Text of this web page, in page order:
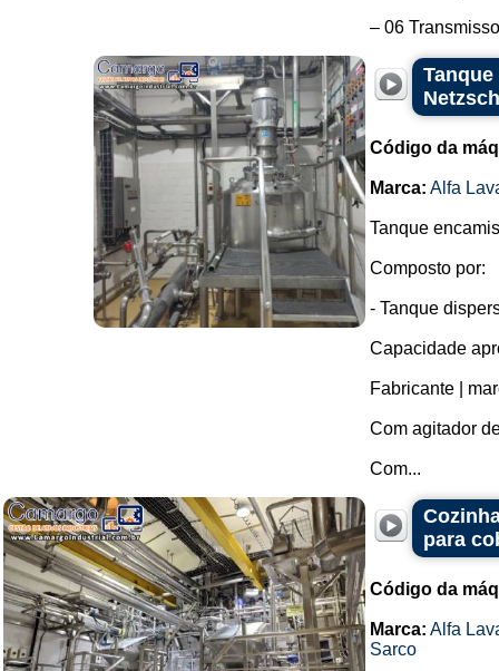
– 06
Código da
Marca: Alfa
Tanque
Composto por:
- Tanque
Capacidade
Fabricante |
Com agitador
Com...
para
Código da
Marca: Alfa
Sarco